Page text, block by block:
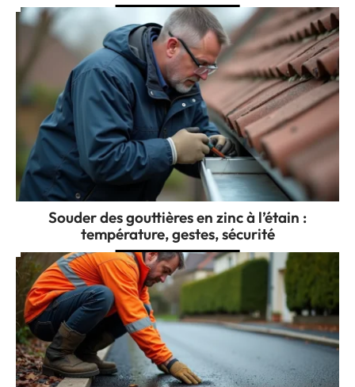
Souder des gouttières en zinc à l’étain :
température, gestes, sécurité